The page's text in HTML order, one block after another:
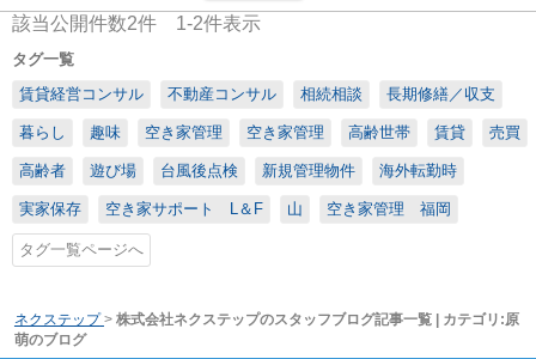
該当公開件数2件 1-2件表示
タグ一覧
賃貸経営コンサル
不動産コンサル 相続相談 長期修繕／収支
暮らし 趣味 空き家管理 空き家管理 高齢世帯 賃貸 売買
高齢者 遊び場 台風後点検 新規管理物件 海外転勤時
実家保存 空き家サポート L＆F 山 空き家管理 福岡
タグ一覧ページへ
ネクステップ > 株式会社ネクステップのスタッフブログ記事一覧 | カテゴリ:原
萌のブログ